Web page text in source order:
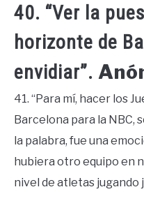
40. “Ver la
horizonte de
envidiar”.
41. “Para mí, hacer los
Barcelona para la NBC,
la palabra, fue una
hubiera otro equipo en
nivel de atletas jugando